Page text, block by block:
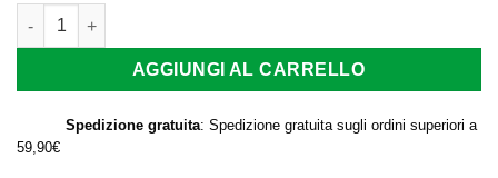
BIOSCALIN NUTRICOLOR PLUS 7,3 BIONDO DORATO
AGGIUNGI AL CARRELLO
Spedizione gratuita: Spedizione gratuita sugli ordini superiori a
59,90€